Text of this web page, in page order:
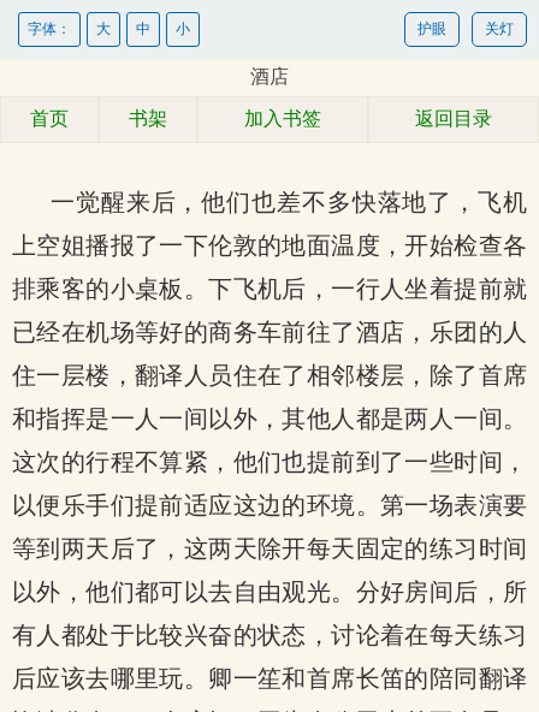
关灯
护眼
字体： 大 中 小
酒店
首页 书架 加入书签 返回目录
一觉醒来后，他们也差不多快落地了，飞机
上空姐播报了一下伦敦的地面温度，开始检查各
排乘客的小桌板。下飞机后，一行人坐着提前就
已经在机场等好的商务车前往了酒店，乐团的人
住一层楼，翻译人员住在了相邻楼层，除了首席
和指挥是一人一间以外，其他人都是两人一间。
这次的行程不算紧，他们也提前到了一些时间，
以便乐手们提前适应这边的环境。第一场表演要
等到两天后了，这两天除开每天固定的练习时间
以外，他们都可以去自由观光。分好房间后，所
有人都处于比较兴奋的状态，讨论着在每天练习
后应该去哪里玩。卿一笙和首席长笛的陪同翻译